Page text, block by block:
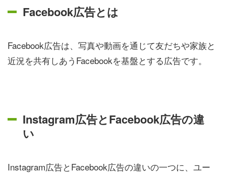
Facebook広告とは
Facebook広告は、写真や動画を通じて友だちや家族と
近況を共有しあうFacebookを基盤とする広告です。
Instagram広告とFacebook広告の違
い
Instagram広告とFacebook広告の違いの一つに、ユー